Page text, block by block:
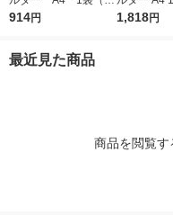
0枚） スタンダー
914円
タンダード
1,818円
最近見た商品
商品を閲覧す